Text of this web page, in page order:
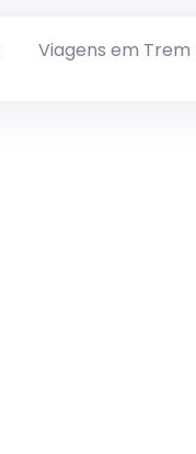
Viagens em Trem